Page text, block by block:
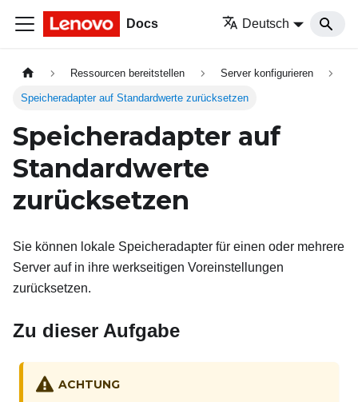
Docs Deutsch
Ressourcen bereitstellen Server konfigurieren
Speicheradapter auf Standardwerte zurücksetzen
Speicheradapter auf
Standardwerte
zurücksetzen
Sie können lokale Speicheradapter für einen oder mehrere
Server auf in ihre werkseitigen Voreinstellungen
zurücksetzen.
Zu dieser Aufgabe
ACHTUNG